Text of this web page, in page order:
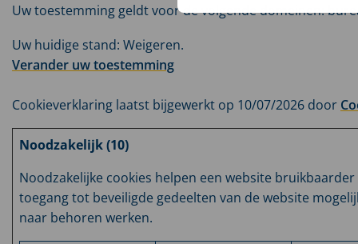
Uw toestemming geldt voor de volgende domeinen:
Uw huidige stand: Weigeren.
Verander uw toestemming
Cookieverklaring laatst bijgewerkt op 10/07/2026 door
Noodzakelijk (10)
Noodzakelijke cookies helpen een website
toegang tot beveiligde gedeelten van de website
naar behoren werken.